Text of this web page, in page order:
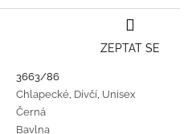
3663/86
Chlapecké, Dívčí, Unisex
Černá
Bavlna
ZEPTAT SE